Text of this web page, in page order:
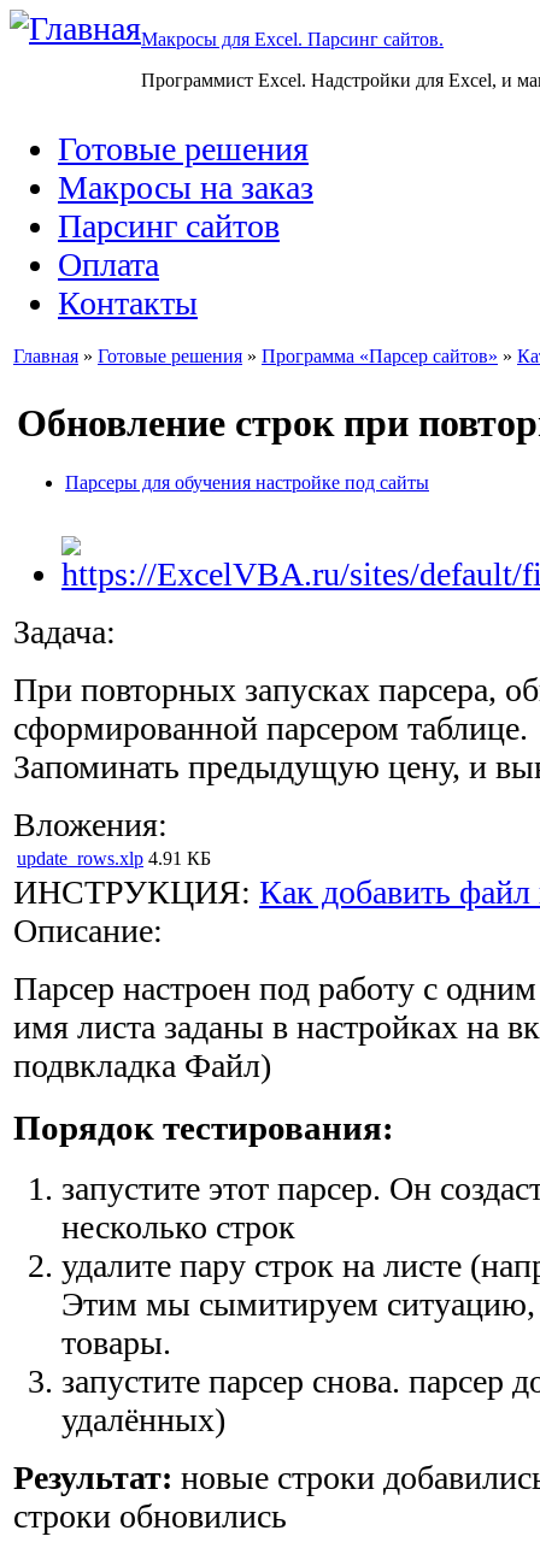
Макросы для Excel. Парсинг сайтов.
Программист Excel. Надстройки для Excel, и
Готовые решения
Макросы на заказ
Парсинг сайтов
Оплата
Контакты
Главная » Готовые решения » Программа «Парсер сайтов» »
Обновление строк при
Парсеры для обучения настройке под сайты
Задача:
При повторных запусках парсера,
сформированной парсером таблице.
Запоминать предыдущую цену, и
Вложения:
update_rows.xlp 4.91 КБ
ИНСТРУКЦИЯ: Как добавить файл
Описание:
Парсер настроен под работу с
имя листа заданы в настройках на
подвкладка Файл)
Порядок тестирования:
запустите этот парсер. Он
несколько строк
удалите пару строк на листе
Этим мы сымитируем ситуацию,
товары.
запустите парсер снова. парсер
удалённых)
Результат: новые строки
строки обновились